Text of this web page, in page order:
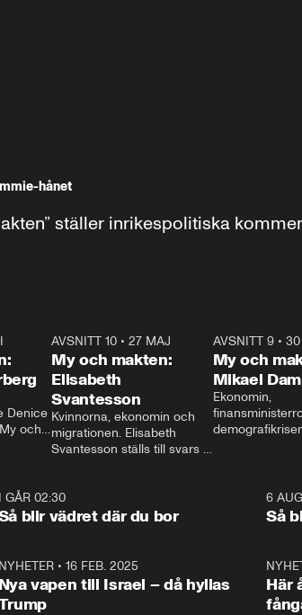
hånet
ställer inrikespolitiska
23:40
Denice
och
AVSNITT 10 •27 MAJ
My och makten:
Elisabeth
Svantesson
Kvinnorna, ekonomin och
migrationen. Elisabeth
Svantesson ställs till svars
AVSNITT 9• 30
My och
Mikael
Ekonomin,
och Makten.
1:06
I GÅR 02:30
blir vädret där du bor
6
Så
NYHETER• 16 FEB. 2025
Nya vapen till Israel – då hyllas
Här